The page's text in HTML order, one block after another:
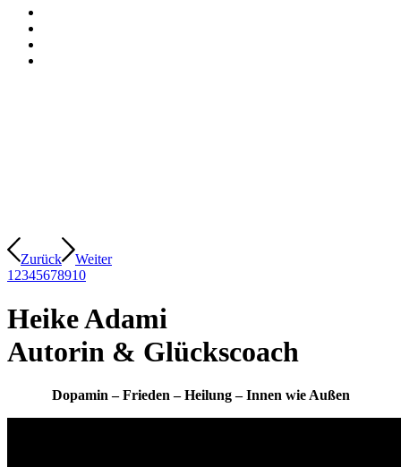
Zurück
Weiter
1 2345678910
Heike Adami
Autorin & Glückscoach
Dopamin – Frieden – Heilung – Innen wie Außen